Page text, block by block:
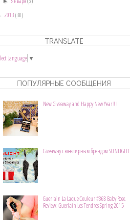
2013(30)
TRANSLATE
Language ▼
ПОПУЛЯРНЫЕ СООБЩЕНИЯ
New Giveaway and Happy New Year!!!
Giveaway с ювелирным брендом SUNLIGHT
Guerlain La Laque Couleur #368 Baby Rose.
Review: Guerlain Les Tendres Spring 2015